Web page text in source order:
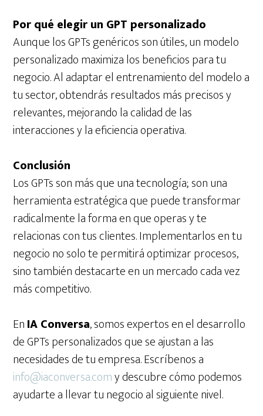
Por qué elegir un GPT personalizado
Aunque los GPTs genéricos son útiles, un modelo
personalizado maximiza los beneficios para tu
negocio. Al adaptar el entrenamiento del modelo a
tu sector, obtendrás resultados más precisos y
relevantes, mejorando la calidad de las
interacciones y la eficiencia operativa.
Conclusión
Los GPTs son más que una tecnología; son una
herramienta estratégica que puede transformar
radicalmente la forma en que operas y te
relacionas con tus clientes. Implementarlos en tu
negocio no solo te permitirá optimizar procesos,
sino también destacarte en un mercado cada vez
más competitivo.
EnIA Conversa, somos expertos en el desarrollo
de GPTs personalizados que se ajustan a las
necesidades de tu empresa. Escríbenos a
info@iaconversa.comy descubre cómo podemos
ayudarte a llevar tu negocio al siguiente nivel.